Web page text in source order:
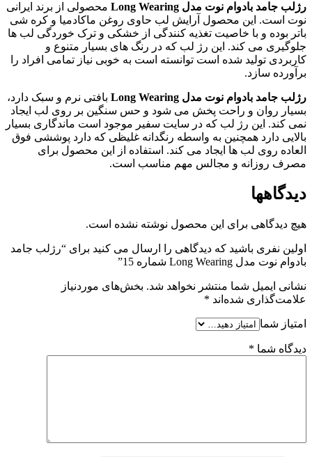
رژلب جامد بادوام نوت مدل Long Wearing
محصولی از برند ایرانی
نوت است. این محصول آرایش لب حاوی روغن ماکادمیا و کره شی
باتر بوده و با خاصیت تغذیه کنندگی از خشکی و ترک خوردگی لب ها
جلوگیری می کند. این رژ لب که در رنگ های بسیار متنوع و
کاربردی تولید شده است توانسته است به خوبی نیاز تمامی افراد را
برآورده سازد.
رژلب جامد بادوام نوت مدل Long Wearing
بافتی نرم و سبک دارد،
بسیار روان و راحت پخش می شود و حس سنگین بر روی لب ایجاد
نمی کند. این رژ لب که در سایت سفیر موجود است ماندگاری بسیار
بالایی دارد همچنین به واسطه رنگدانه غلیظی که دارد پوششی فوق
العاده روی لب ها ایجاد می کند. استفاده از این محصول برای
مصرف روزانه و مجالس مهم مناسب است.
دیدگاهها
هیچ دیدگاهی برای این محصول نوشته نشده است.
اولین نفری باشید که دیدگاهی را ارسال می کنید برای “رژلب جامد
بادوام نوت مدل Long Wearing شماره 15”
نشانی ایمیل شما منتشر نخواهد شد. بخش‌های موردنیاز
علامت‌گذاری شده‌اند *
امتیاز شما
دیدگاه شما *